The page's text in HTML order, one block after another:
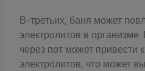
В-третьих, баня может
электролитов в
через пот может привести
электролитов, что может